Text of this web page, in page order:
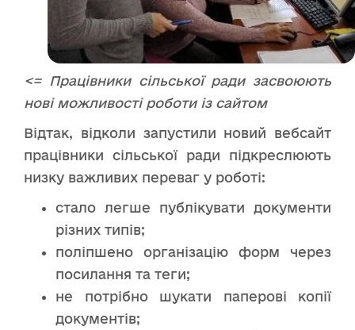
<= Працівники сільської ради засвоюють
нові можливості роботи із сайтом
Відтак, відколи запустили новий вебсайт
працівники сільської ради підкреслюють
низку важливих переваг у роботі:
стало легше публікувати документи
різних типів;
поліпшено організацію форм через
посилання та теги;
не потрібно шукати паперові копії
документів;